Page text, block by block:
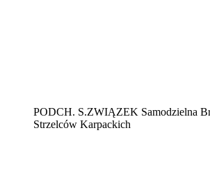
PODCH. S.ZWIĄZEK Samodzielna
Strzelców Karpackich